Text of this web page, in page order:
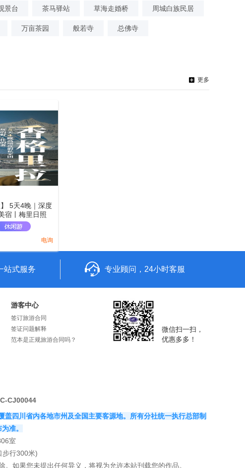
景台 茶马驿站 草海走婚桥 周城白族民居
万亩茶园 般若寺 总佛寺
更多
】 5天4晚｜深度
宿丨梅里日照
峡轻徒步丨访
丨绘制藏式唐
里。
电询
站式服务 专业顾问，24小时客服
游客中心
签订旅游合同
签证问题解释
范本是正规旅游合同吗？
微信扫一扫，
优惠多多！
CJ00044
四川省内各地市州及全国主要客源地。所有分社统一执行总部制
准。
室
步行300米)
如果您未提出任何异义，将视为允许本站刊载您的作品。